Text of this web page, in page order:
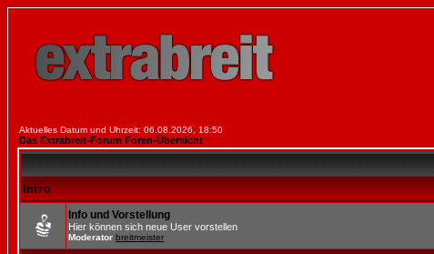
Aktuelles Datum und Uhrzeit: 06.08.2026, 18:50
Das Extrabreit-Forum Foren-Übersicht
Intro
Info und Vorstellung
Hier können sich neue User vorstellen
Moderator breitmeister